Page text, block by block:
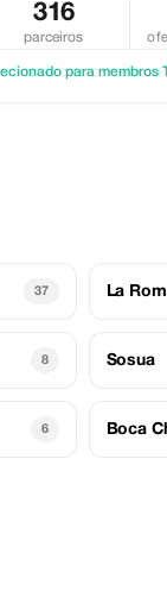
316
parceiros
para membros
37 La
8 Sosua
6 Boca